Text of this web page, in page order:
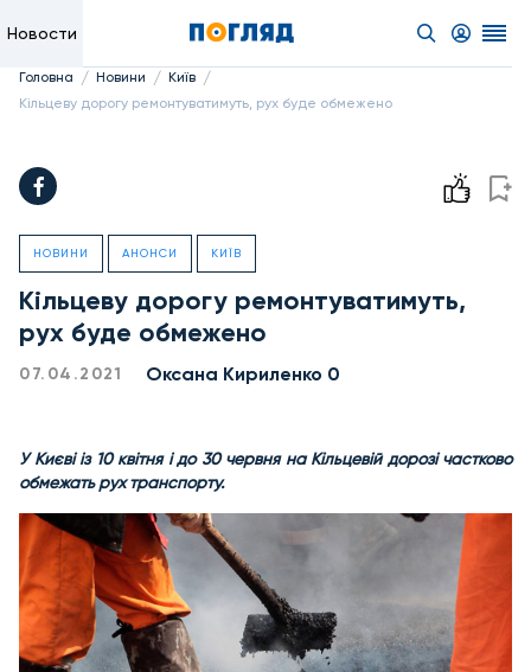
Новости
Головна / Новини / Київ /
Кільцеву дорогу ремонтуватимуть, рух буде обмежено
НОВИНИ АНОНСИ КИЇВ
Кільцеву дорогу ремонтуватимуть,
рух буде обмежено
07.04.2021 Оксана Кириленко 0
У Києві із 10 квітня і до 30 червня на Кільцевій дорозі частково
обмежать рух транспорту.